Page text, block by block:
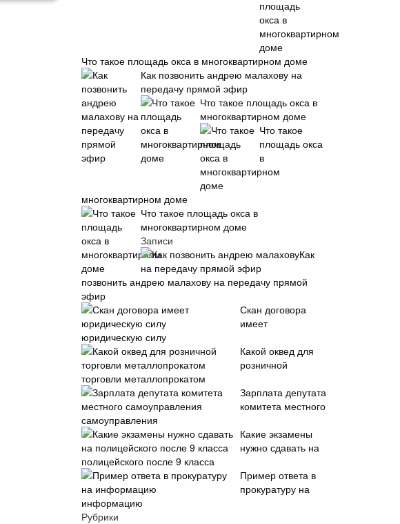
Что такое площадь окса в многоквартирном доме
Как позвонить андрею малахову на
передачу прямой эфир
Что такое площадь окса в
многоквартирном доме
Что такое
площадь окса
в
многоквартирном доме
Что такое площадь окса в
многоквартирном доме
Записи
Как
позвонить андрею малахову на передачу прямой
эфир
Скан договора
имеет
юридическую силу
Какой оквед для
розничной
торговли металлопрокатом
Зарплата депутата
комитета местного
самоуправления
Какие экзамены
нужно сдавать на
полицейского после 9 класса
Пример ответа в
прокуратуру на
информацию
Рубрики